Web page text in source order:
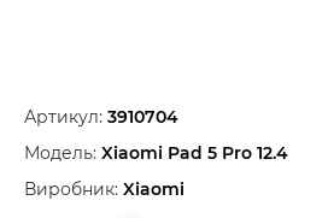
Артикул: 3910704
Модель: Xiaomi Pad 5 Pro 12.4
Виробник: Xiaomi